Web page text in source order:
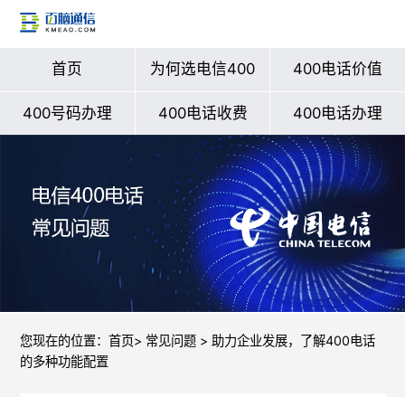
首页 为何选电信400 400电话价值
400号码办理 400电话收费 400电话办理
您现在的位置： 首页> 常见问题> 助力企业发展，了解400电话
的多种功能配置